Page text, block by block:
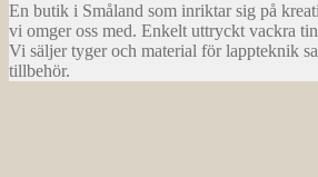
En butik i Småland som inriktar sig på
vi omger oss med. Enkelt uttryckt vackra
Vi säljer tyger och material för lappteknik
tillbehör.